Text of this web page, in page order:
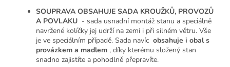
SOUPRAVA OBSAHUJE SADA KROUŽKŮ, PROVOZŮ
A POVLAKU - sada usnadní montáž stanu a speciálně
navržené kolíčky jej udrží na zemi i při silném větru. Vše
je ve speciálním případě. Sada navíc obsahuje i obal s
provázkem a madlem , díky kterému složený stan
snadno zajistíte a pohodlně přepravíte.